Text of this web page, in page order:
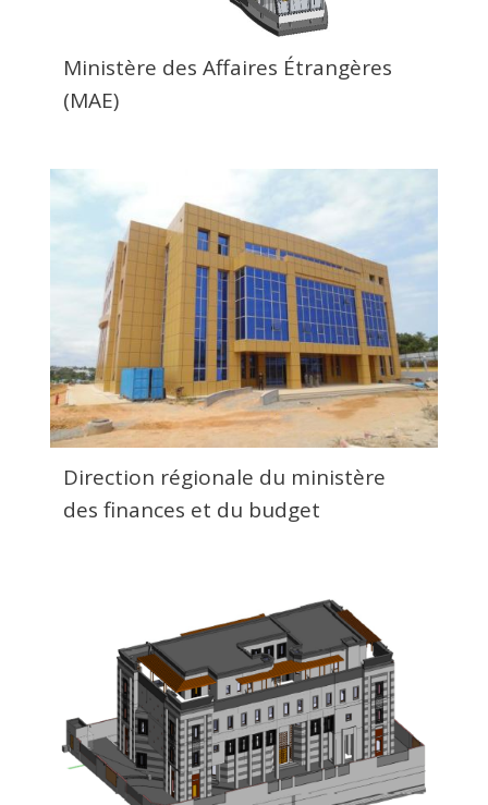
Ministère des Affaires Étrangères
(MAE)
Direction régionale du ministère
des finances et du budget